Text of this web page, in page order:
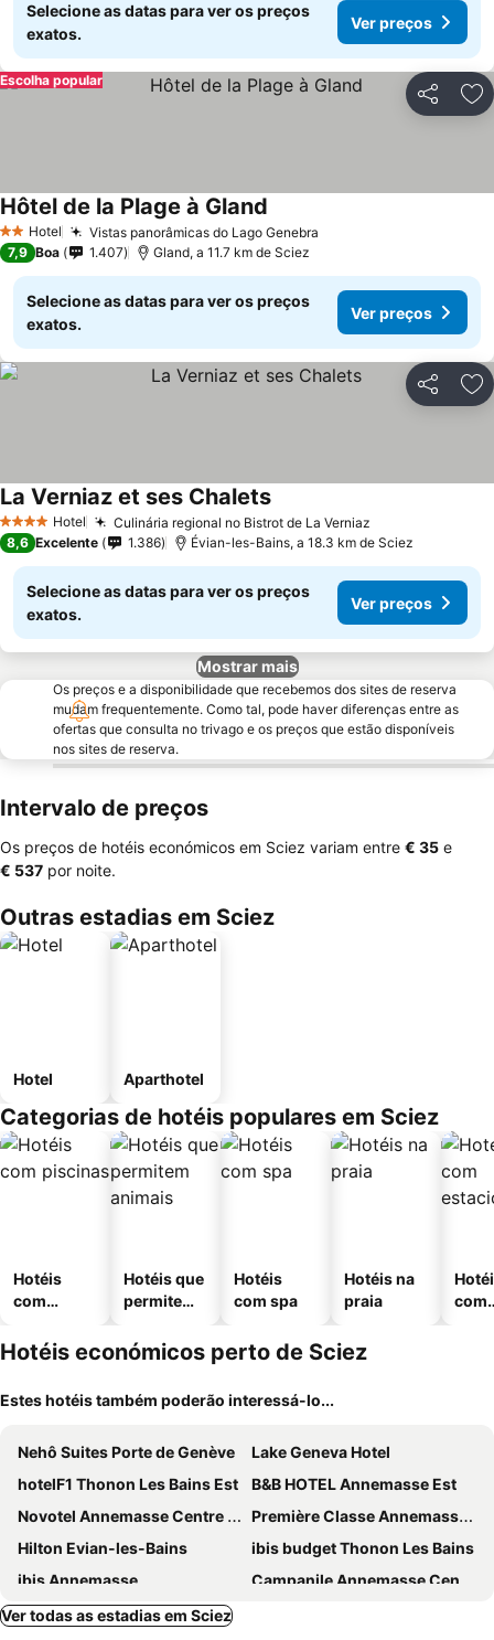
Selecione as datas para ver os preços
exatos.
Ver preços
Partilhar
Escolha popular
2 Estrelas
Hotel Vistas panorâmicas do Lago Genebra
Hôtel de la Plage à Gland
7,9 Boa 1.407 Gland, a 11.7 km de Sciez
Selecione as datas para ver os preços
exatos.
Ver preços
Partilhar
4 EstrelasHotel Culinária regional no Bistrot de La Verniaz
La Verniaz et ses Chalets
8,6 Excelente 1.386 Évian-les-Bains, a 18.3 km de Sciez
Selecione as datas para ver os preços
exatos.
Ver preços
Mostrar mais
Os preços e a disponibilidade que recebemos dos sites de reserva
mudam frequentemente. Como tal, pode haver diferenças entre as
ofertas que consulta no trivago e os preços que estão disponíveis
nos sites de reserva.
Intervalo de preços
Os preços de hotéis económicos em Sciez variam entre ‎€ 35 e
‎€ 537 por noite.
Outras estadias em Sciez
Hotel Aparthotel
Categorias de hotéis populares em Sciez
Hotéis
com
Hotéis que
permitem
Hotéis
com spa
Hotéis na
praia
com
Hotéis económicos perto de Sciez
Estes hotéis também poderão interessá-lo...
Nehô Suites Porte de Genève
Lake Geneva Hotel
hotelF1 Thonon Les Bains Est
B&B HOTEL Annemasse Est
Novotel Annemasse Centre - Porte de Genève
Première Classe Annemasse Ville La Grand
Hilton Evian-les-Bains
ibis budget Thonon Les Bains
ibis Annemasse
Campanile Annemasse Centre - Gare
ibis Styles Annemasse Genève
Ver todas as estadias em Sciez